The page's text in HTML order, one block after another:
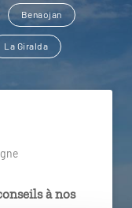
Benaojan
La Giralda
à nos